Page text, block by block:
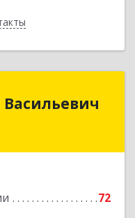
72
Васильевич
Богородицкий р-н,